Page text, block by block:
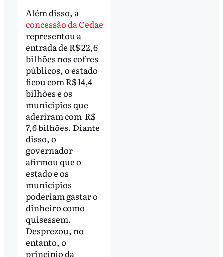
Além disso, a
concessão da Cedae
representou a
entrada de R$ 22,6
bilhões nos cofres
públicos, o estado
ficou com R$ 14,4
bilhões e os
municípios que
aderiram com R$
7,6 bilhões. Diante
disso, o
governador
afirmou que o
estado e os
municípios
poderiam gastar o
dinheiro como
quisessem.
Desprezou, no
entanto, o
princípio da